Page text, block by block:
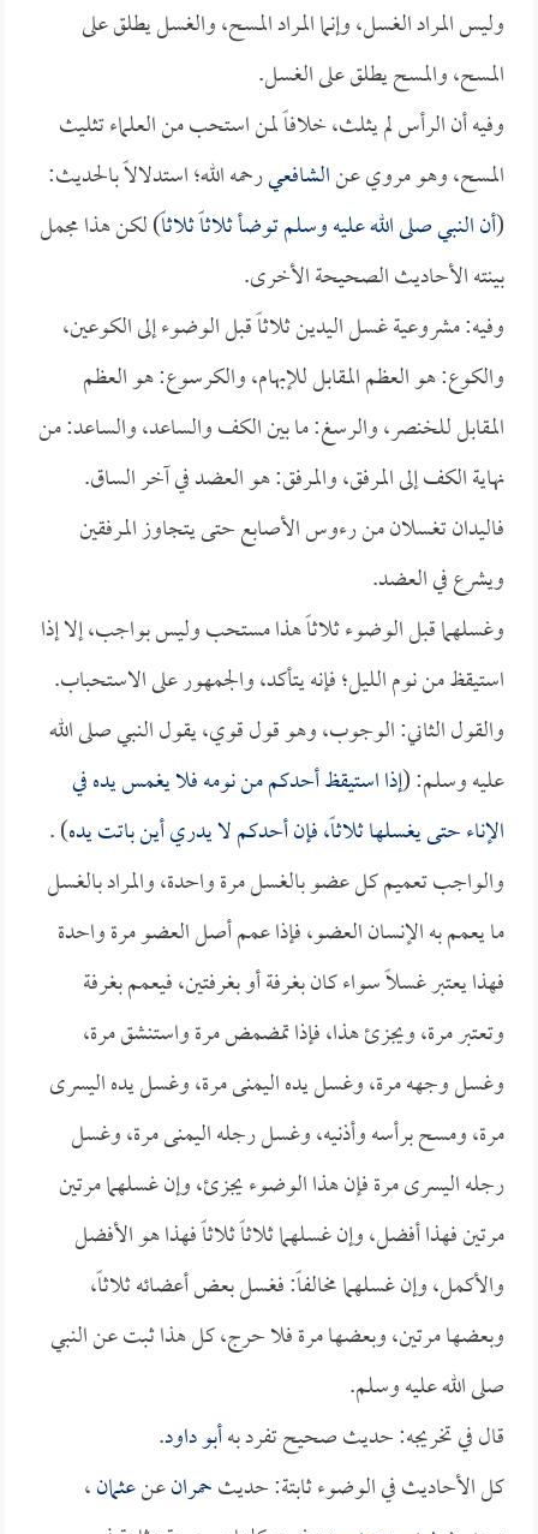
وليس المراد الغسل، وإنما المراد المسح، والغسل يطلق على
المسح، والمسح يطلق على الغسل.
وفيه أن الرأس لم يثلث، خلافاً لمن استحب من العلماء تثليث
المسح، وهو مروي عنالشافعيرحمه الله؛ استدلالاً بالحديث:
(أن النبي صلى الله عليه وسلم توضأ ثلاثاً ثلاثاً) لكن هذا مجمل
بينته الأحاديث الصحيحة الأخرى.
وفيه: مشروعية غسل اليدين ثلاثاً قبل الوضوء إلى الكوعين،
والكوع: هو العظم المقابل للإبهام، والكرسوع: هو العظم
المقابل للخنصر، والرسغ: ما بين الكف والساعد، والساعد: من
نهاية الكف إلى المرفق، والمرفق: هو العضد في آخر الساق.
فاليدان تغسلان من رءوس الأصابع حتى يتجاوز المرفقين
ويشرع في العضد.
وغسلهما قبل الوضوء ثلاثاً هذا مستحب وليس بواجب، إلا إذا
استيقظ من نوم الليل؛ فإنه يتأكد، والجمهور على الاستحباب.
والقول الثاني: الوجوب، وهو قول قوي، يقول النبي صلى الله
عليه وسلم: (إذا استيقظ أحدكم من نومه فلا يغمس يده في
الإناء حتى يغسلها ثلاثاً، فإن أحدكم لا يدري أين باتت يده) .
والواجب تعميم كل عضو بالغسل مرة واحدة، والمراد بالغسل
ما يعمم به الإنسان العضو، فإذا عمم أصل العضو مرة واحدة
فهذا يعتبر غسلاً سواء كان بغرفة أو بغرفتين، فيعمم بغرفة
وتعتبر مرة، ويجزئ هذا، فإذا تمضمض مرة واستنشق مرة،
وغسل وجهه مرة، وغسل يده اليمنى مرة، وغسل يده اليسرى
مرة، ومسح برأسه وأذنيه، وغسل رجله اليمنى مرة، وغسل
رجله اليسرى مرة فإن هذا الوضوء يجزئ، وإن غسلهما مرتين
مرتين فهذا أفضل، وإن غسلهما ثلاثاً ثلاثاً فهذا هو الأفضل
والأكمل، وإن غسلهما مخالفاً: فغسل بعض أعضائه ثلاثاً،
وبعضها مرتين، وبعضها مرة فلا حرج، كل هذا ثبت عن النبي
صلى الله عليه وسلم.
قال في تخريجه: حديث صحيح تفرد بهأبو داود.
كل الأحاديث في الوضوء ثابتة: حديثحمرانعنعثمان،